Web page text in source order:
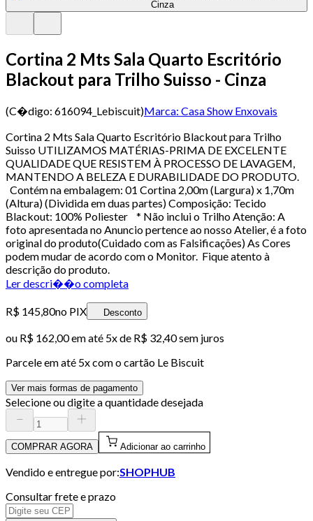
Cortina 2 Mts Sala Quarto Escritório
Blackout para Trilho Suisso - Cinza
(C�digo: 616094_Lebiscuit)Marca: Casa Show Enxovais
Cortina 2 Mts Sala Quarto Escritório Blackout para Trilho
Suisso UTILIZAMOS MATÉRIAS-PRIMA DE EXCELENTE
QUALIDADE QUE RESISTEM À PROCESSO DE LAVAGEM,
MANTENDO A BELEZA E DURABILIDADE DO PRODUTO.
Contém na embalagem: 01 Cortina 2,00m (Largura) x 1,70m
(Altura) (Dividida em duas partes) Composição: Tecido
Blackout: 100% Poliester * Não inclui o Trilho Atenção: A
foto apresentada no Anuncio pertence ao nosso Atelier, é a foto
original do produto(Cuidado com as Falsificações) As Cores
podem mudar de acordo com o Monitor. Fique atento à
descrição do produto.
Ler descri��o completa
R$ 145,80no PIX Desconto
ou R$ 162,00em até 5x de R$ 32,40 sem juros
Parcele em até 5x com o cartão Le Biscuit
Ver mais formas de pagamento
Selecione ou digite a quantidade desejada
COMPRAR AGORA Adicionar ao carrinho
Vendido e entregue por:SHOPHUB
Consultar frete e prazo